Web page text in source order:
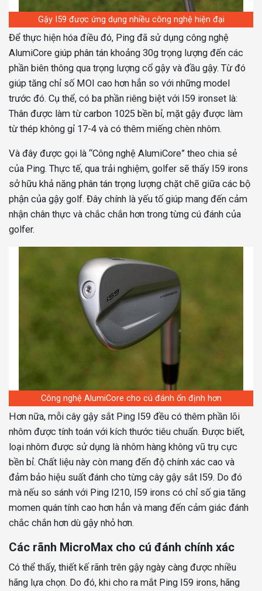
Gậy I59 được ứng dụng nhiều công nghệ hiện đại
Để thực hiện hóa điều đó, Ping đã sử dụng công nghệ
AlumiCore giúp phân tán khoảng 30g trọng lượng đến các
phần biên thông qua trọng lượng cổ gậy và đầu gậy. Từ đó
giúp tăng chỉ số MOI cao hơn hẳn so với những model
trước đó. Cụ thể, có ba phần riêng biệt với I59 ironset là:
Thân được làm từ carbon 1025 bền bỉ, mặt gậy được làm
từ thép không gỉ 17-4 và có thêm miếng chèn nhôm.
Và đây được gọi là “Công nghệ AlumiCore” theo chia sẻ
của Ping. Thực tế, qua trải nghiệm, golfer sẽ thấy I59 irons
sở hữu khả năng phân tán trọng lượng chặt chẽ giữa các bộ
phận của gậy golf. Đây chính là yếu tố giúp mang đến cảm
nhận chân thực và chắc chắn hơn trong từng cú đánh của
golfer.
Công nghệ AlumiCore cho cú đánh ổn định hơn
Hơn nữa, mỗi cây gậy sắt Ping I59 đều có thêm phần lõi
nhôm được tính toán với kích thước tiêu chuẩn. Được biết,
loại nhôm được sử dụng là nhôm hàng không vũ trụ cực
bền bỉ. Chất liệu này còn mang đến độ chính xác cao và
đảm bảo hiệu suất đánh cho từng cây gậy sắt I59. Do đó
mà nếu so sánh với Ping I210, I59 irons có chỉ số gia tăng
momen quán tính cao hơn hẳn và mang đến cảm giác đánh
chắc chắn hơn dù gậy nhỏ hơn.
Các rãnh MicroMax cho cú đánh chính xác
Có thể thấy, thiết kế rãnh trên gậy ngày càng được nhiều
hãng lựa chọn. Do đó, khi cho ra mắt Ping I59 irons, hãng